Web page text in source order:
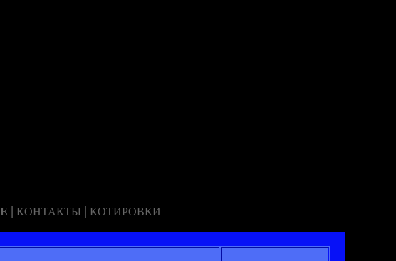
| КОНТАКТЫ | КОТИРОВКИ